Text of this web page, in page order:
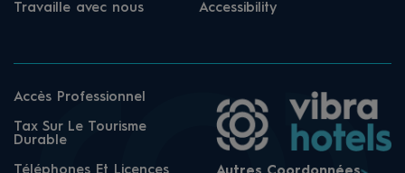
Travaille avec nous Accessibility
Accès Professionnel
Tax Sur Le Tourisme
Durable